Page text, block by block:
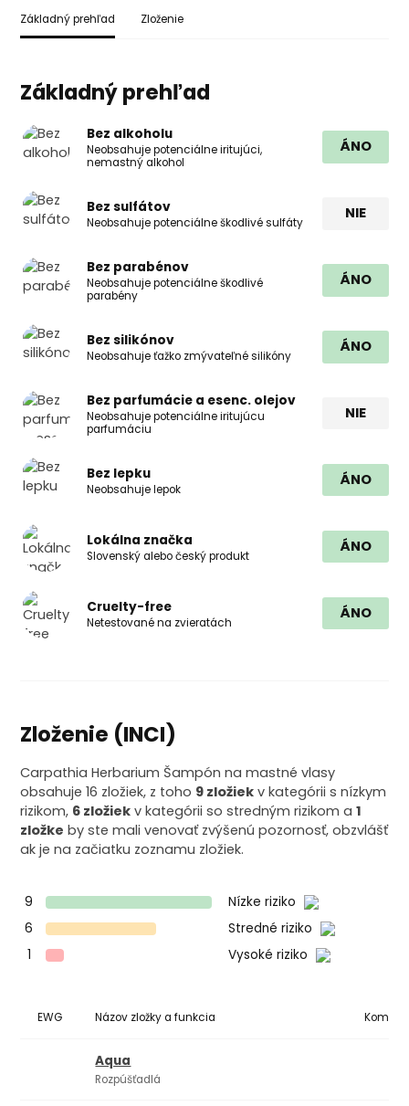
Základný prehľad Zloženie
Základný prehľad
Bez alkoholu
Neobsahuje potenciálne iritujúci,
nemastný alkohol
ÁNO
Bez sulfátov
Neobsahuje potenciálne škodlivé sulfáty
NIE
Bez parabénov
Neobsahuje potenciálne škodlivé
parabény
ÁNO
Bez silikónov
Neobsahuje ťažko zmývateľné silikóny
ÁNO
Bez parfumácie a esenc. olejov
Neobsahuje potenciálne iritujúcu
parfumáciu
NIE
Bez lepku
Neobsahuje lepok
ÁNO
Lokálna značka
Slovenský alebo český produkt
ÁNO
Cruelty-free
Netestované na zvieratách
ÁNO
Zloženie (INCI)
Carpathia Herbarium Šampón na mastné vlasy
obsahuje 16 zložiek, z toho 9 zložiek v kategórii s nízkym
rizikom, 6 zložiek v kategórii so stredným rizikom a1
zložke by ste mali venovať zvýšenú pozornosť, obzvlášť
ak je na začiatku zoznamu zložiek.
9
Nízke riziko
6
Stredné riziko
1
Vysoké riziko
EWG Názov zložky a funkcia
Aqua
Rozpúšťadlá